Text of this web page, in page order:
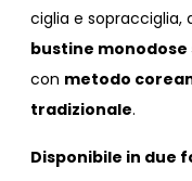
ciglia e sopracciglia,
bustine monodose
con metodo
tradizionale.
Disponibile in due